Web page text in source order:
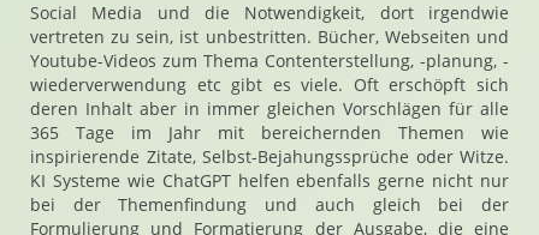
Social Media und die Notwendigkeit, dort irgendwie
vertreten zu sein, ist unbestritten. Bücher, Webseiten und
Youtube-Videos zum Thema Contenterstellung, -planung, -
wiederverwendung etc gibt es viele. Oft erschöpft sich
deren Inhalt aber in immer gleichen Vorschlägen für alle
365 Tage im Jahr mit bereichernden Themen wie
inspirierende Zitate, Selbst-Bejahungssprüche oder Witze.
KI Systeme wie ChatGPT helfen ebenfalls gerne nicht nur
bei der Themenfindung und auch gleich bei der
Formulierung und Formatierung der Ausgabe, die eine